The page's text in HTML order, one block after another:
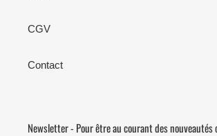
CGV
Contact
Newsletter - Pour être au courant des nouveautés